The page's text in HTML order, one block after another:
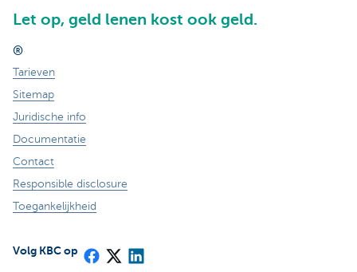
Let op, geld lenen kost ook geld.
®
Tarieven
Sitemap
Juridische info
Documentatie
Contact
Responsible disclosure
Toegankelijkheid
Volg KBC op